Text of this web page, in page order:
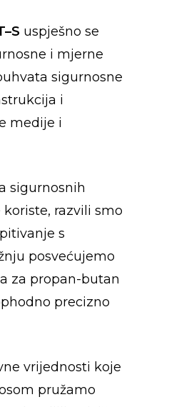
uspješno se
i mjerne
sigurnosne
i
medije i
sigurnosnih
razvili smo
s
posvećujemo
za propan-butan
precizno
vrijednosti koje
pružamo